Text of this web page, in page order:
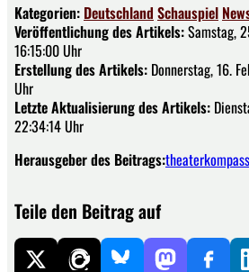
Kategorien: Deutschland Schauspiel
Veröffentlichung des Artikels:Samstag,
16:15:00 Uhr
Erstellung des Artikels: Donnerstag, 16.
Uhr
Letzte Aktualisierung des Artikels:
22:34:14 Uhr
Herausgeber des Beitrags:
Teile den Beitrag auf